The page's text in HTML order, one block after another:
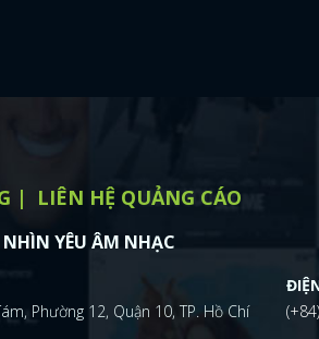
LIÊN HỆ QUẢNG CÁO
YÊU ÂM NHẠC
Phường 12, Quận 10, TP. Hồ Chí